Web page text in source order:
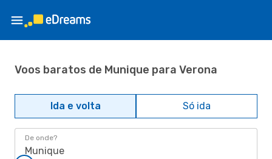
Voos baratos de Munique para Verona
Ida e volta Só ida
De onde?
Munique